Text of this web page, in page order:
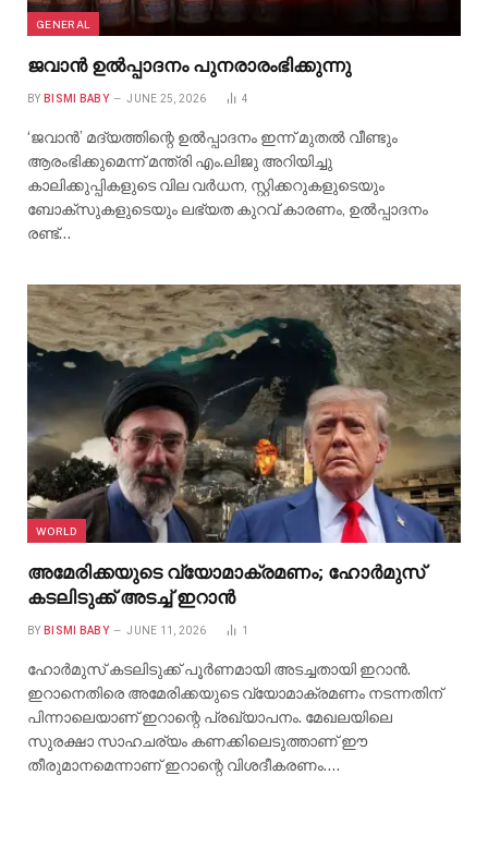
GENERAL
ജവാൻ ഉൽപ്പാദനം പുനരാരംഭിക്കുന്നു
BY BISMI BABY JUNE 25, 2026 4
‘ജവാൻ’ മദ്യത്തിന്റെ ഉൽപ്പാദനം ഇന്ന് മുതൽ വീണ്ടും
ആരംഭിക്കുമെന്ന് മന്ത്രി എം.ലിജു അറിയിച്ചു
കാലിക്കുപ്പികളുടെ വില വർധന, സ്റ്റിക്കറുകളുടെയും
ബോക്സുകളുടെയും ലഭ്യത കുറവ് കാരണം, ഉൽപ്പാദനം
രണ്ട്…
WORLD
അമേരിക്കയുടെ വ്യോമാക്രമണം; ഹോർമുസ്
കടലിടുക്ക് അടച്ച് ഇറാൻ
BY BISMI BABY JUNE 11, 2026 1
ഹോർമുസ് കടലിടുക്ക് പൂർണമായി അടച്ചതായി ഇറാൻ.
ഇറാനെതിരെ അമേരിക്കയുടെ വ്യോമാക്രമണം നടന്നതിന്
പിന്നാലെയാണ് ഇറാന്റെ പ്രഖ്യാപനം. മേഖലയിലെ
സുരക്ഷാ സാഹചര്യം കണക്കിലെടുത്താണ് ഈ
തീരുമാനമെന്നാണ് ഇറാന്റെ വിശദീകരണം.…